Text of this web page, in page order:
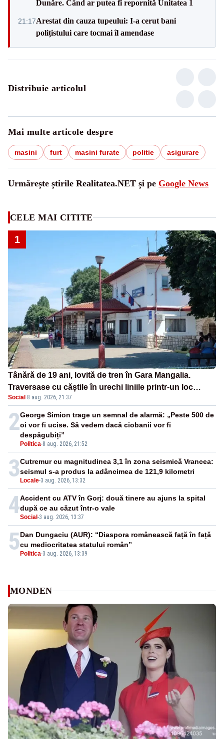
Dunăre. Când ar putea fi repornită Unitatea 1
21:17Arestat din cauza tupeului: I-a cerut bani
polițistului care tocmai îl amendase
Distribuie articolul
Mai multe articole despre
masini furt masini furate politie asigurare
Urmărește știrile Realitatea.NET și pe Google News
CELE MAI CITITE
1
Tânără de 19 ani, lovită de tren în Gara Mangalia.
Traversase cu căștile în urechi liniile printr-un loc
nepermis
Social ·8 aug. 2026, 21:37
2
Politica-8 aug. 2026, 21:52
George Simion trage un semnal de alarmă: „Peste 500 de
oi vor fi ucise. Să vedem dacă ciobanii vor fi
despăgubiți”
3 Locale-3 aug. 2026, 13:32
Cutremur cu magnitudinea 3,1 în zona seismică Vrancea:
seismul s-a produs la adâncimea de 121,9 kilometri
4Social -3 aug. 2026, 13:37
Accident cu ATV în Gorj: două tinere au ajuns la spital
după ce au căzut într-o vale
5 Politica-3 aug. 2026, 13:39
Dan Dungaciu (AUR): “Diaspora românească față în față
cu mediocritatea statului român”
MONDEN